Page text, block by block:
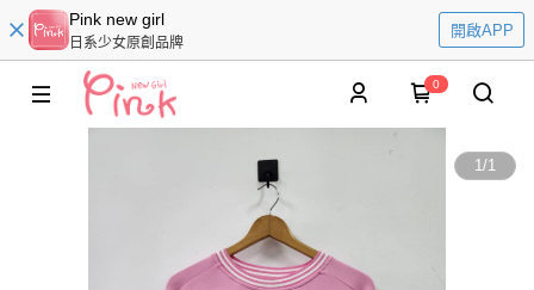
Pink new girl
日系少女原創品牌
開啟APP
0
1/1